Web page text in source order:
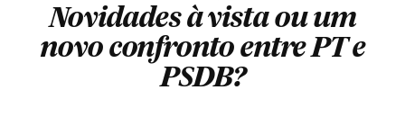
Novidades à vista ou um
novo confronto entre PT e
PSDB?